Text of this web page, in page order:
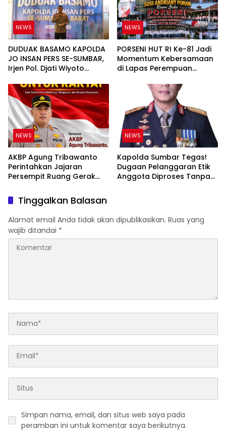
NEWS
DUDUAK BASAMO KAPOLDA
JO INSAN PERS SE-SUMBAR,
Irjen Pol. Djati Wiyoto
Ruang bagi Pelanggar
Hukum di Internal Polri
NEWS
PORSENI HUT RI Ke-81 Jadi
Momentum Kebersamaan
di Lapas Perempuan
NEWS
AKBP Agung Tribawanto
Perintahkan Jajaran
Persempit Ruang Gerak
Pasaman Barat
NEWS
Kapolda Sumbar Tegas!
Dugaan Pelanggaran Etik
Anggota Diproses Tanpa
Tinggalkan Balasan
Alamat email Anda tidak akan dipublikasikan. Ruas yang
wajib ditandai *
Simpan nama, email, dan situs web saya pada
peramban ini untuk komentar saya berikutnya.